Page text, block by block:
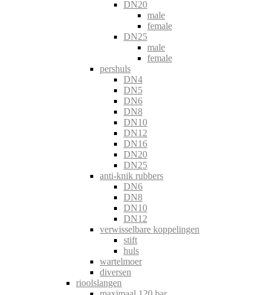
DN20
male
female
DN25
male
female
pershuls
DN4
DN5
DN6
DN8
DN10
DN12
DN16
DN20
DN25
anti-knik rubbers
DN6
DN8
DN10
DN12
verwisselbare koppelingen
stift
huls
wartelmoer
diversen
rioolslangen